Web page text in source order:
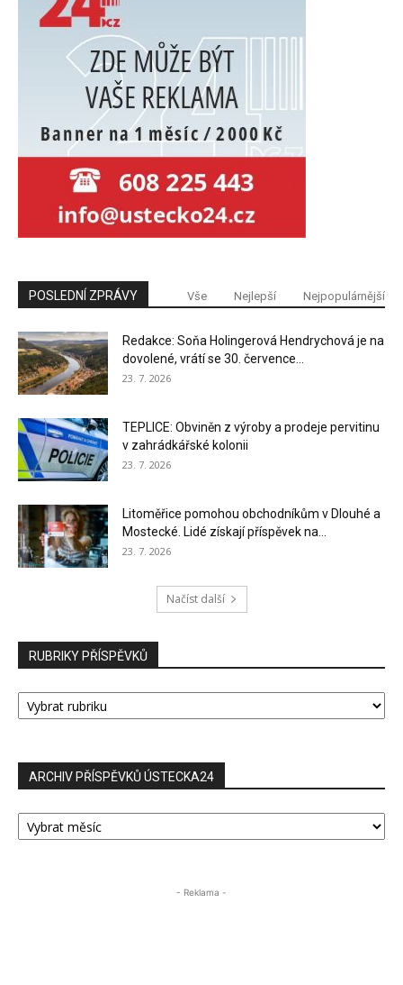
POSLEDNÍ ZPRÁVY Vše Nejlepší Nejpopulárnější
Redakce: Soňa Holingerová Hendrychová je na
dovolené, vrátí se 30. července...
23. 7. 2026
TEPLICE: Obviněn z výroby a prodeje pervitinu
v zahrádkářské kolonii
23. 7. 2026
Litoměřice pomohou obchodníkům v Dlouhé a
Mostecké. Lidé získají příspěvek na...
23. 7. 2026
Načíst další
RUBRIKY PŘÍSPĚVKŮ
RUBRIKY
PŘÍSPĚVKŮ
ARCHIV PŘÍSPĚVKŮ ÚSTECKA24
ARCHIV
PŘÍSPĚVKŮ
- Reklama -